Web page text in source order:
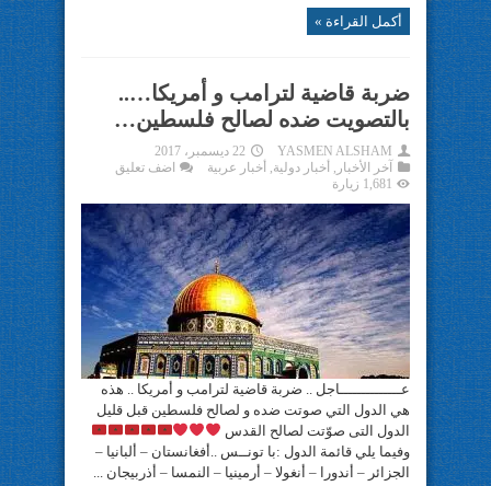
أكمل القراءة »
ضربة قاضية لترامب و أمريكا…..
بالتصويت ضده لصالح فلسطين…
YASMEN ALSHAM
22 ديسمبر، 2017
آخر الأخبار , أخبار دولية, أخبار عربية
اضف تعليق
1,681 زيارة
عــــــــــــــاجل .. ضربة قاضية لترامب و أمريكا .. هذه
هي الدول التي صوتت ضده و لصالح فلسطين قبل قليل
الدول التى صوّتت لصالح القدس
وفيما يلي قائمة الدول :با تونــس ..أفغانستان – ألبانيا –
الجزائر – أندورا – أنغولا – أرمينيا – النمسا – أذربيجان ...